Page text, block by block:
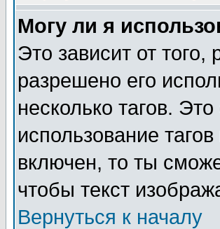
Могу ли я
Это зависит от
разрешено его
несколько тагов.
использование
включен, то ты
чтобы текст
Вернуться к началу